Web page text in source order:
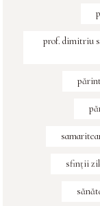
prof. dimitriu
sfinţii